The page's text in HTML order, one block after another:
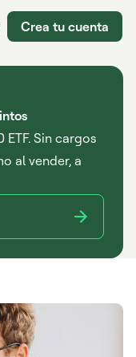
Crea tu cuenta
Sin cargos
al vender, a